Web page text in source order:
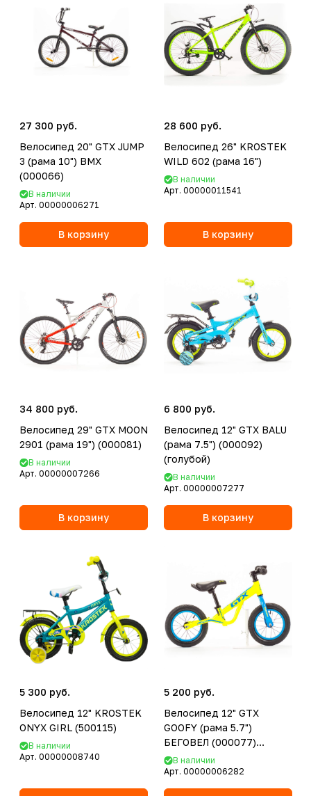
27 300 руб.
Велосипед 20" GTX JUMP
3 (рама 10") BMX
(000066)
В наличии
Арт. 00000006271
В корзину
28 600 руб.
Велосипед 26" KROSTEK
WILD 602 (рама 16")
В наличии
Арт. 00000011541
В корзину
34 800 руб.
Велосипед 29" GTX MOON
2901 (рама 19") (000081)
В наличии
Арт. 00000007266
В корзину
6 800 руб.
Велосипед 12" GTX BALU
(рама 7.5") (000092)
(голубой)
В наличии
Арт. 00000007277
В корзину
5 300 руб.
Велосипед 12" KROSTEK
ONYX GIRL (500115)
В наличии
Арт. 00000008740
5 200 руб.
Велосипед 12" GTX
GOOFY (рама 5.7")
БЕГОВЕЛ (000077)
(желтый)
В наличии
Арт. 00000006282